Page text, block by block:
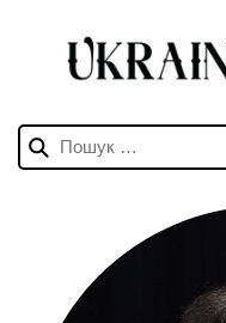
Пошук: